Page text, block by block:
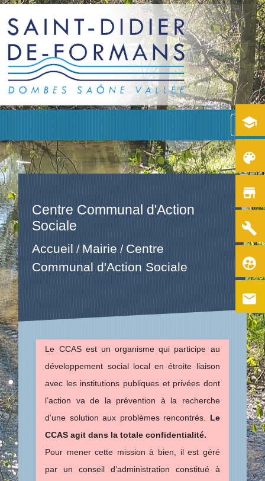
menu
Centre Communal d'Action
Sociale
Accueil / Mairie / Centre
Communal d'Action Sociale
Le CCAS est un organisme qui participe au
développement social local en étroite liaison
avec les institutions publiques et privées dont
l’action va de la prévention à la recherche
d’une solution aux problèmes rencontrés. Le
CCAS agit dans la totale confidentialité.
Pour mener cette mission à bien, il est géré
par un conseil d’administration constitué à
school
color_lens
store
build
supervised_user_circle
email